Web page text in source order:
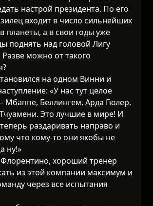
настрой президента. По его
входит в число сильнейших
планеты, а в свои годы уже
поднять над головой Лигу
можно от такого
на одном Винни и
«У нас тут целое
Мбаппе, Беллингем, Арда Гюлер,
Это лучшие в мире! И
раздаривать направо и
что кому-то они якобы не
ну!»
хороший тренер
из этой компании максимум и
через все испытания